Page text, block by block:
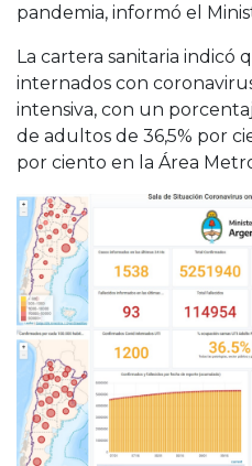
pandemia, informó el
La cartera sanitaria indicó
internados con
intensiva, con un
de adultos de 36,5% por
por ciento en la Área